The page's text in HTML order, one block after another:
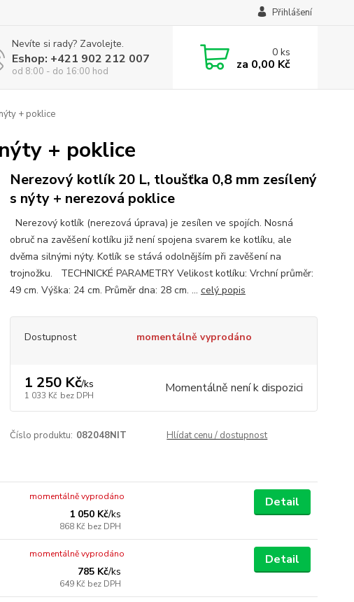
Přihlášení
Nevíte si rady? Zavolejte.
Eshop: +421 902 212 007
od 8:00 - do 16:00 hod
0ks
za 0,00 Kč
+ poklice
+ poklice
Nerezový kotlík 20 L, tloušťka 0,8 mm zesílený
s nýty + nerezová poklice
Nerezový kotlík (nerezová úprava) je zesílen ve spojích. Nosná
obruč na zavěšení kotlíku již není spojena svarem ke kotlíku, ale
dvěma silnými nýty. Kotlík se stává odolnějším při zavěšení na
trojnožku. TECHNICKÉ PARAMETRY Velikost kotlíku: Vrchní průměr:
49 cm. Výška: 24 cm. Průměr dna: 28 cm. ... celý popis
Dostupnost momentálně vyprodáno
1 250 Kč/ks
1 033 Kč bez DPH Momentálně není k dispozici
Číslo produktu: 082048NIT Hlídat cenu / dostupnost
1 050 Kč/ks
868 Kč bez DPH
momentálně vyprodáno Detail
785 Kč/ks
649 Kč bez DPH
momentálně vyprodáno Detail